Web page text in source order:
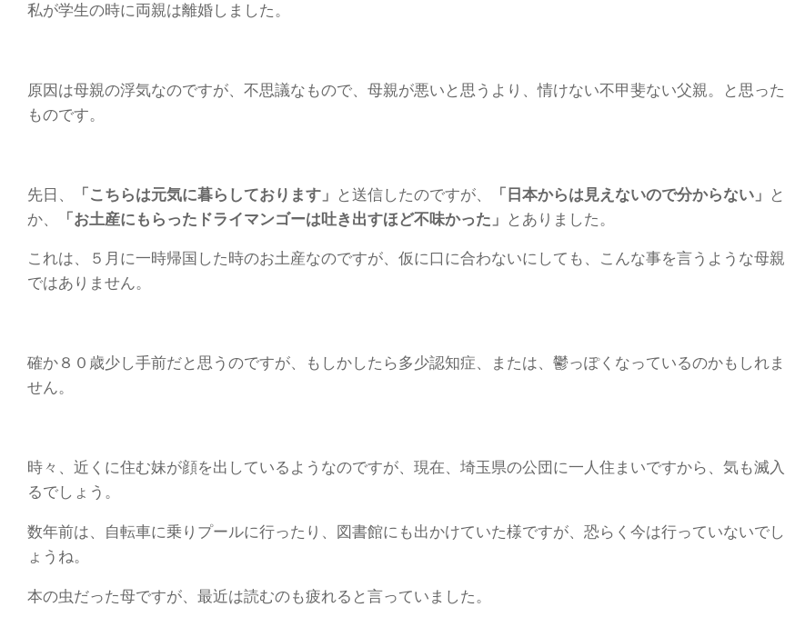
私が学生の時に両親は離婚しました。
原因は母親の浮気なのですが、不思議なもので、母親が悪いと思うより、情けない不甲斐ない父親。と思った
ものです。
先日、 「こちらは元気に暮らしております」 と送信したのですが、 「日本からは見えないので分からない」
と
か、
「お土産にもらったドライマンゴーは吐き出すほど不味かった」 とありました。
これは、５月に一時帰国した時のお土産なのですが、仮に口に合わないにしても、こんな事を言うような母親
ではありません。
確か８０歳少し手前だと思うのですが、もしかしたら多少認知症、または、鬱っぽくなっているのかもしれま
せん。
時々、近くに住む妹が顔を出しているようなのですが、現在、埼玉県の公団に一人住まいですから、気も滅入
るでしょう。
数年前は、自転車に乗りプールに行ったり、図書館にも出かけていた様ですが、恐らく今は行っていないでし
ょうね。
本の虫だった母ですが、最近は読むのも疲れると言っていました。